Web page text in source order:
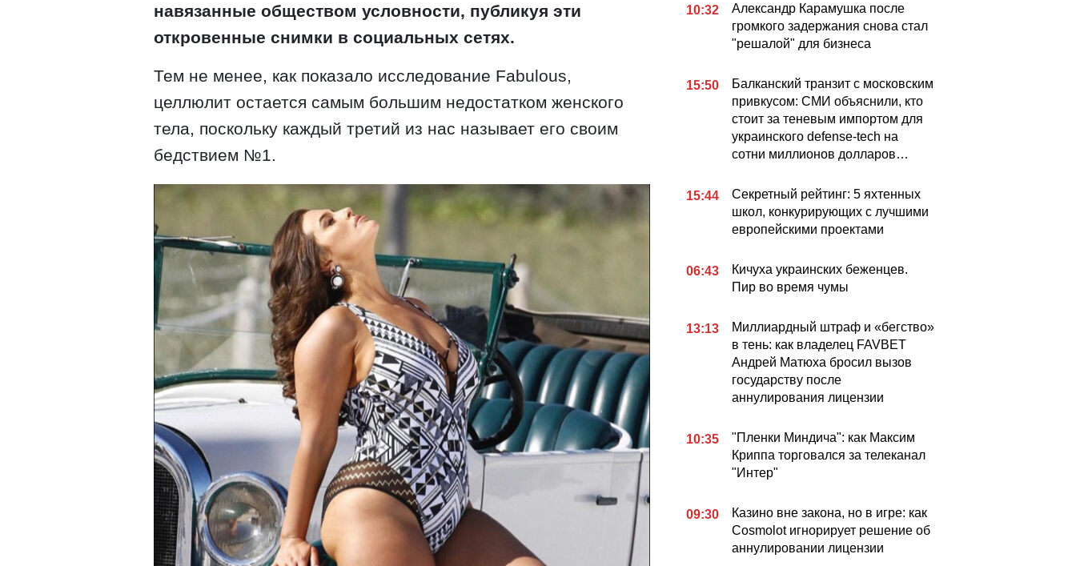
навязанные обществом условности, публикуя эти
откровенные снимки в социальных сетях.
Тем не менее, как показало исследование Fabulous,
целлюлит остается самым большим недостатком женского
тела, поскольку каждый третий из нас называет его своим
бедствием №1.
10:32
Александр Карамушка после
громкого задержания снова стал
"решалой" для бизнеса
15:50
Балканский транзит с московским
привкусом: СМИ объяснили, кто
стоит за теневым импортом для
украинского defense-tech на
сотни миллионов долларов…
15:44
Секретный рейтинг: 5 яхтенных
школ, конкурирующих с лучшими
европейскими проектами
06:43
Кичуха украинских беженцев.
Пир во время чумы
13:13
Миллиардный штраф и «бегство»
в тень: как владелец FAVBET
Андрей Матюха бросил вызов
государству после
аннулирования лицензии
10:35
"Пленки Миндича": как Максим
Криппа торговался за телеканал
"Интер"
09:30
Казино вне закона, но в игре: как
Cosmolot игнорирует решение об
аннулировании лицензии